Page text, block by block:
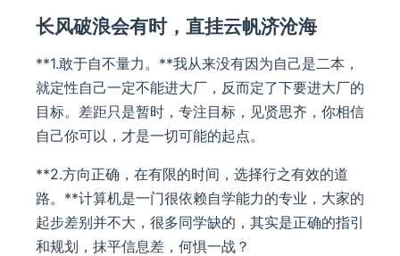
长风破浪会有时，直挂云帆济沧海
**1.敢于自不量力。**我从来没有因为自己是二本，
就定性自己一定不能进大厂，反而定了下要进大厂的
目标。差距只是暂时，专注目标，见贤思齐，你相信
自己你可以，才是一切可能的起点。
**2.方向正确，在有限的时间，选择行之有效的道
路。**计算机是一门很依赖自学能力的专业，大家的
起步差别并不大，很多同学缺的，其实是正确的指引
和规划，抹平信息差，何惧一战？